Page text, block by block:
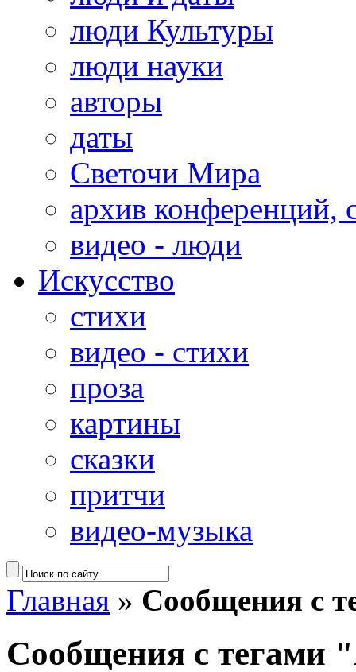
люди Культуры
люди науки
авторы
даты
Светочи Мира
архив конференций,
видео - люди
Искусство
стихи
видео - стихи
проза
картины
сказки
притчи
видео-музыка
Главная » Сообщения с
Сообщения с тегами